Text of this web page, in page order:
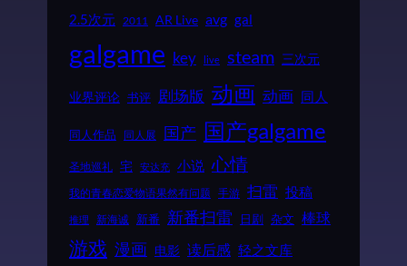
2.5次元 2011 AR Live avg gal
galgame key live steam 三次元
业界评论 书评 剧场版 动画 动画 同人
同人作品 同人展 国产 国产galgame
圣地巡礼 宅 安达充 小说 心情
我的青春恋爱物语果然有问题 手游 扫雷 投稿
推理 新海诚 新番 新番扫雷 日剧 杂文 棒球
游戏 漫画 电影 读后感 轻之文库